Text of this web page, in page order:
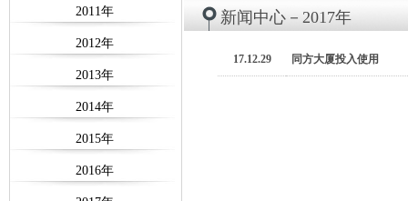
新闻中心－2017年
17.12.29 同方大厦投入使用